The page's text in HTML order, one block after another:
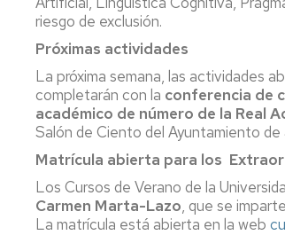
riesgo de exclusión.
Próximas actividades
La próxima semana, las actividades
completarán con la conferencia de
académico de número de la Real
Salón de Ciento del Ayuntamiento
Matrícula abierta para los
Los Cursos de Verano de la
Carmen Marta-Lazo, que se
La matrícula está abierta en la web